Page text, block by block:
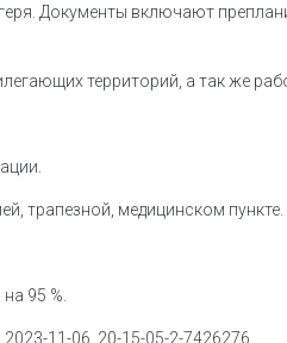
Документы включают
территорий, а так же
трапезной, медицинском
95 %.